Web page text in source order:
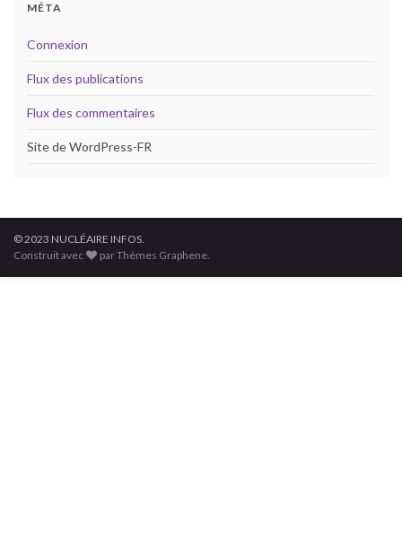
MÉTA
Connexion
Flux des publications
Flux des commentaires
Site de WordPress-FR
© 2023 NUCLÉAIRE INFOS.
Construit avec
par Thèmes Graphene.